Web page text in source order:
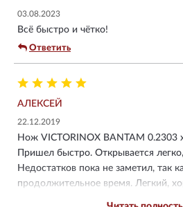
03.08.2023
Всё быстро и чётко!
Ответить
АЛЕКСЕЙ
22.12.2019
Нож VICTORINOX BANTAM 0.2303
Пришел быстро. Открывается
Недостатков пока не заметил, так
продолжительное время. Легкий,